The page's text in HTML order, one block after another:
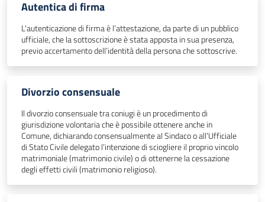
Autentica di firma
L'autenticazione di firma è l’attestazione, da parte di un pubblico
ufficiale, che la sottoscrizione è stata apposta in sua presenza,
previo accertamento dell’identità della persona che sottoscrive.
Divorzio consensuale
Il divorzio consensuale tra coniugi è un procedimento di
giurisdizione volontaria che è possibile ottenere anche in
Comune, dichiarando consensualmente al Sindaco o all’Ufficiale
di Stato Civile delegato l’intenzione di sciogliere il proprio vincolo
matrimoniale (matrimonio civile) o di ottenerne la cessazione
degli effetti civili (matrimonio religioso).